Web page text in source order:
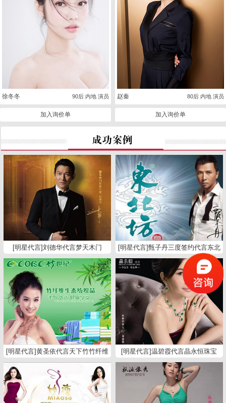
徐冬冬 90后 内地 演员
加入询价单
赵秦 80后 内地 演员
加入询价单
[明星代言]刘德华代言梦天木门
[明星代言]甄子丹三度签约代言东北
坊白酒
[明星代言]黄圣依代言天下竹竹纤维
纺织品
[明星代言]温碧霞代言晶永恒珠宝